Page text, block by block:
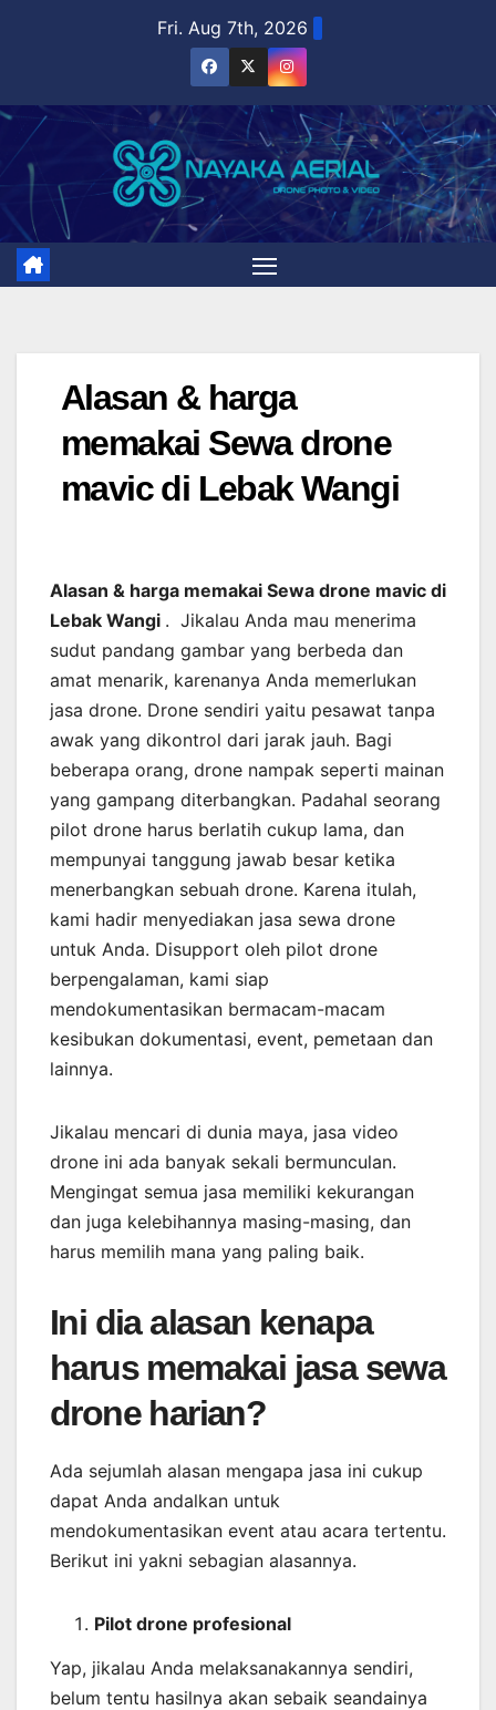
Fri. Aug 7th, 2026
Alasan & harga
memakai Sewa drone
mavic di Lebak Wangi
Alasan & harga memakai Sewa drone mavic di
Lebak Wangi . Jikalau Anda mau menerima
sudut pandang gambar yang berbeda dan
amat menarik, karenanya Anda memerlukan
jasa drone. Drone sendiri yaitu pesawat tanpa
awak yang dikontrol dari jarak jauh. Bagi
beberapa orang, drone nampak seperti mainan
yang gampang diterbangkan. Padahal seorang
pilot drone harus berlatih cukup lama, dan
mempunyai tanggung jawab besar ketika
menerbangkan sebuah drone. Karena itulah,
kami hadir menyediakan jasa sewa drone
untuk Anda. Disupport oleh pilot drone
berpengalaman, kami siap
mendokumentasikan bermacam-macam
kesibukan dokumentasi, event, pemetaan dan
lainnya.
Jikalau mencari di dunia maya, jasa video
drone ini ada banyak sekali bermunculan.
Mengingat semua jasa memiliki kekurangan
dan juga kelebihannya masing-masing, dan
harus memilih mana yang paling baik.
Ini dia alasan kenapa
harus memakai jasa sewa
drone harian?
Ada sejumlah alasan mengapa jasa ini cukup
dapat Anda andalkan untuk
mendokumentasikan event atau acara tertentu.
Berikut ini yakni sebagian alasannya.
Pilot drone profesional
Yap, jikalau Anda melaksanakannya sendiri,
belum tentu hasilnya akan sebaik seandainya